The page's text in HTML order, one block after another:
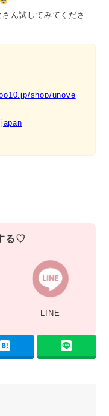
ん試してみてくださ
shop/unove
る♡
LINE